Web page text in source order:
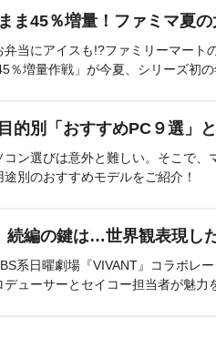
ま45％増量！ファミマ夏
弁当にアイスも!?ファミリーマート
％増量作戦」が今夏、シリーズ初の
的別「おすすめPC９選」
コン選びは意外と難しい。そこで、
別のおすすめモデルをご紹介！
続編の鍵は…世界観表現し
系日曜劇場『VIVANT』コラボレ
ューサーとセイコー担当者が魅力